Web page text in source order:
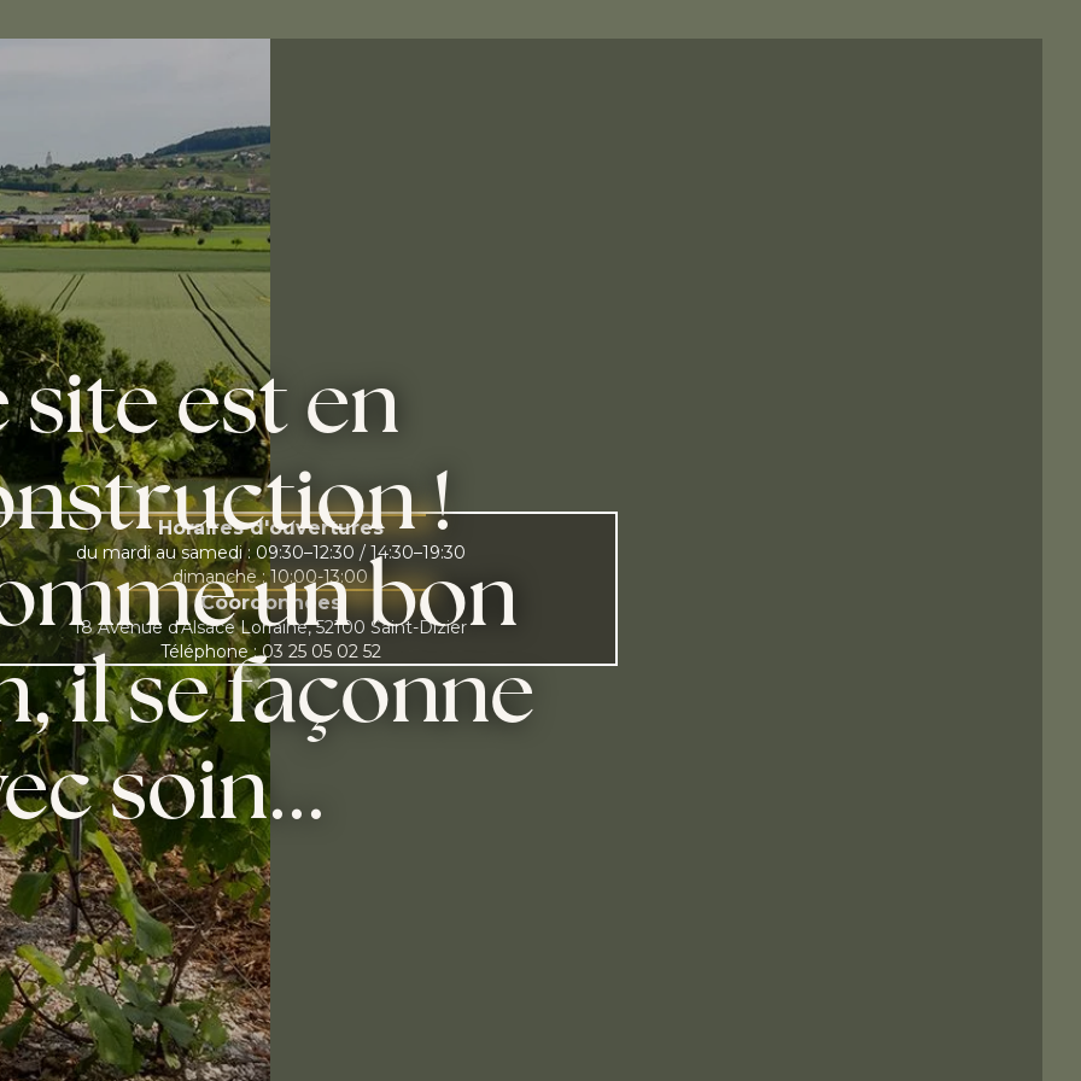
Horaires d'ouvertures
du mardi au samedi : 09:30–12:30 / 14:30–19:30
dimanche : 10:00-13:00
Coordonnées
18 Avenue d'Alsace Lorraine, 52100 Saint-Dizier
Téléphone :03 25 05 02 52
siteesten
!
unbon
ilsefaçonne
soin...